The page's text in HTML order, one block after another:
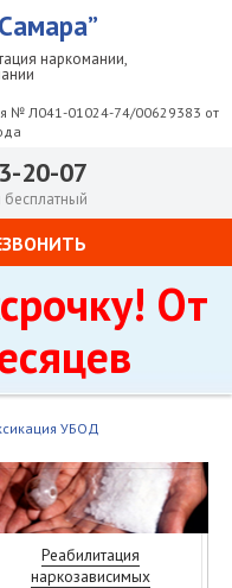
наркомании,
№ Л041-01024-74/00629383 от
20-07
От
УБОД
Реабилитация
наркозависимых